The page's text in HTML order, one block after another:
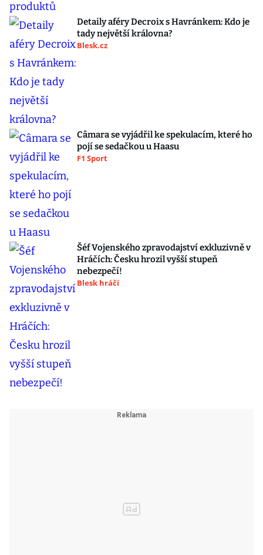
Detaily aféry Decroix s Havránkem: Kdo je
tady největší královna?
Blesk.cz
Câmara se vyjádřil ke spekulacím, které ho
pojí se sedačkou u Haasu
F1 Sport
Šéf Vojenského zpravodajství exkluzivně v
Hráčích: Česku hrozil vyšší stupeň
nebezpečí!
Blesk hráči